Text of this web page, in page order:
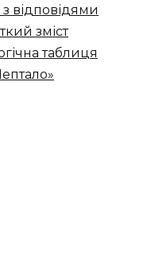
відповідями
зміст
таблиця